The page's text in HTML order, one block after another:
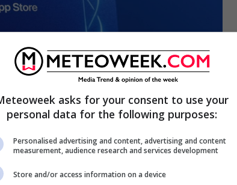
asks for your consent to use your
personal data for the following purposes:
Personalised advertising and content, advertising and content
measurement, audience research and services development
Store and/or access information on a device